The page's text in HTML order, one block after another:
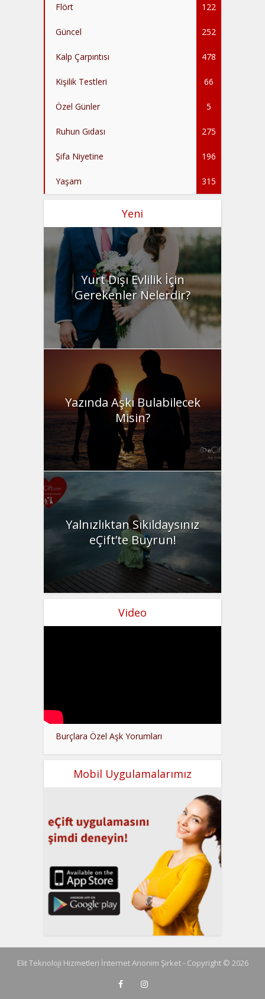
Flört 122
Güncel 252
Kalp Çarpıntısı 478
Kişilik Testleri 66
Özel Günler 5
Ruhun Gıdası 275
Şifa Niyetine 196
Yaşam 315
Yeni
Yurt Dışı Evlilik İçin
Gerekenler Nelerdir?
Yazında Aşkı Bulabilecek
Misin?
Yalnızlıktan Sıkıldaysınız
eÇift’te Buyrun!
Video
Burçlara Özel Aşk Yorumları
Mobil Uygulamalarımız
Elit Teknoloji Hizmetleri İnternet Anonim Şirket - Copyright © 2026